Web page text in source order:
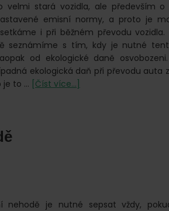
velmi stará vozidla, ale především o
emisní normy, a proto je
i při běžném převodu vozidla.
seznámíme s tím, kdy je nutné
od ekologické daně
ekologická daň při převodu auta
je to …
[Číst více...]
nehodě je nutné sepsat vždy,